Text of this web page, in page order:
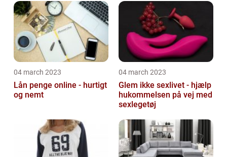
04 march 2023
Lån penge online - hurtigt
og nemt
04 march 2023
Glem ikke sexlivet - hjælp
hukommelsen på vej med
sexlegetøj